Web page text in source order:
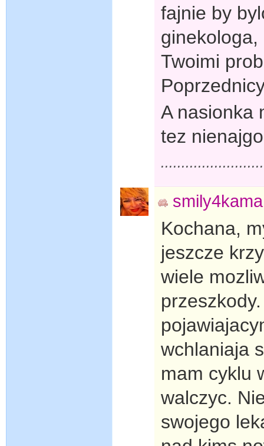
fajnie by
Twoimi
A nasionka
tez
smily4kama
Kochana,
jeszcze
wiele
wchlaniaja
mam cyklu
walczyc.
swojego